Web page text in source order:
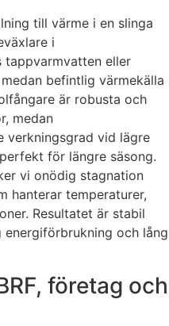
till värme i en slinga
i
tappvarmvatten eller
befintlig värmekälla
är robusta och
medan
verkningsgrad vid lägre
för längre säsong.
vi onödig stagnation
hanterar temperaturer,
Resultatet är stabil
och lång
företag och